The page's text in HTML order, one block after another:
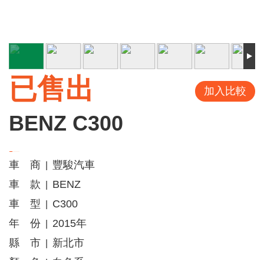
已售出 加入比較
BENZ C300
車 商
豐駿汽車
車 款
BENZ
車 型
C300
年 份
2015年
縣 市
新北市